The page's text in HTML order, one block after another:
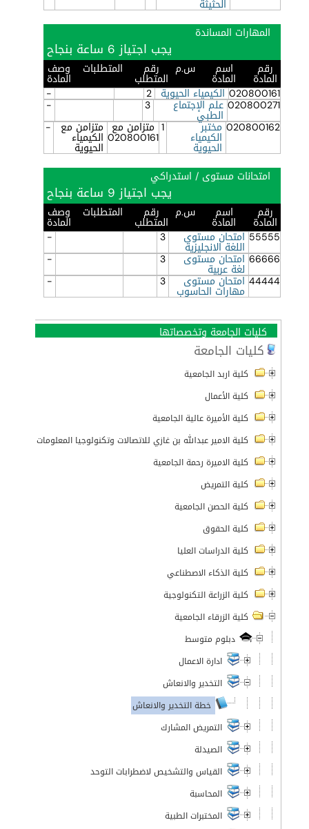
الحثيثة
المهارات المساندة
يجب اجتياز 6 ساعة بنجاح
رقم
المادة
اسم
المادة
س.م رقم
المتطلب
المتطلبات وصف
المادة
020800161 الكيمياء الحيوية 2
-
020800271 علم الإجتماع
الطبي
3
-
020800162 مختبر
الكيمياء
الحيوية
1 متزامن مع
020800161
متزامن مع
الكيمياء
الحيوية
-
امتحانات مستوى / استدراكي
يجب اجتياز 9 ساعة بنجاح
رقم
المادة
اسم
المادة
س.م رقم
المتطلب
المتطلبات وصف
المادة
55555 امتحان مستوى
اللغة الانجليزية
3
-
66666 امتحان مستوى
لغة عربية
3
-
44444 امتحان مستوى
مهارات الحاسوب
3
-
كليات الجامعة وتخصصاتها
كليات الجامعة
كلية اربد الجامعية
كلية الأعمال
كلية الأميرة عالية الجامعية
كلية الامير عبدالله بن غازي للاتصالات وتكنولوجيا المعلومات
كلية الاميرة رحمة الجامعية
كلية التمريض
كلية الحصن الجامعية
كلية الحقوق
كلية الدراسات العليا
كلية الذكاء الاصطناعي
كلية الزراعة التكنولوجية
كلية الزرقاء الجامعية
دبلوم متوسط
ادارة الاعمال
التخدير والانعاش
خطة التخدير والانعاش
التمريض المشارك
الصيدلة
القياس والتشخيص لاضطرابات التوحد
المحاسبة
المختبرات الطبية